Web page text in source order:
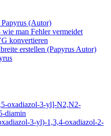
(Autor)
man Fehler vermeidet
konvertieren
erstellen (Papyrus Autor)
oxadiazol-3-yl]-N2,N2-
diamin
3-yl)-1,3,4-oxadiazol-2-